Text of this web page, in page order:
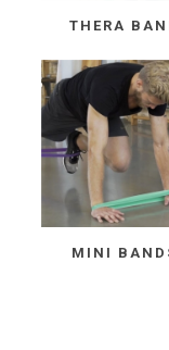
THERA
MINI